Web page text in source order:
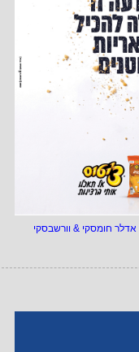
אדלר חומסקי & וורשבסקי